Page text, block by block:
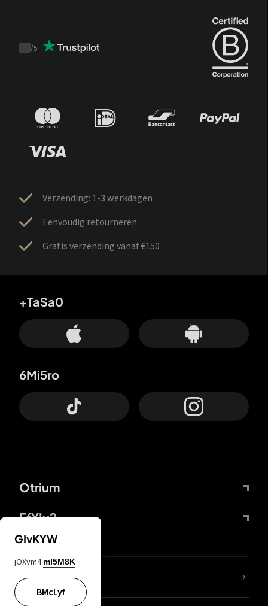
Trustpilot
/5
Verzending: 1-3 werkdagen
Eenvoudig retourneren
Gratis verzending vanaf €150
Otrium
FfYIy2
+TaSa0
6Mi5ro
ZbBJcb
GIvKYW
jOXvm4 mI5M8K
BMcLyf